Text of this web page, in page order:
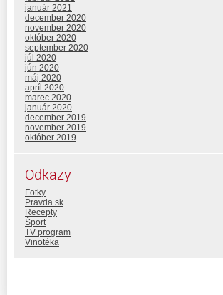
január 2021
december 2020
november 2020
október 2020
september 2020
júl 2020
jún 2020
máj 2020
apríl 2020
marec 2020
január 2020
december 2019
november 2019
október 2019
Odkazy
Fotky
Pravda.sk
Recepty
Šport
TV program
Vinotéka